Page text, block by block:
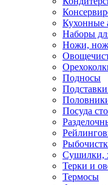
Кухонные
Наборы
Ножи,
Подносы
Посуда
Сушилки,
Терки и
Термосы